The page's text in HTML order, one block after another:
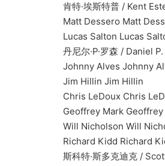
肯特·埃斯特普 / Kent
Matt Dessero Matt
Lucas Salton Lucas
丹尼尔·P·罗森 / Daniel P.
Johnny Alves Johnny
Jim Hillin Jim Hillin
Chris LeDoux Chris
Geoffrey Mark Geoffrey
Will Nicholson Will
Richard Kidd Richard
斯科特·斯多克迪克 / Scott